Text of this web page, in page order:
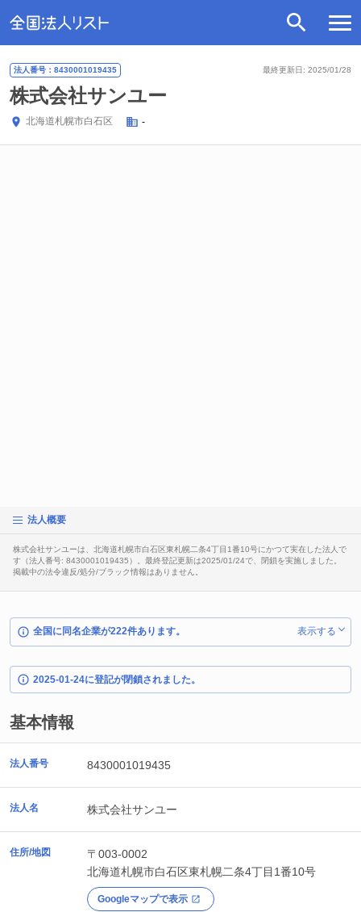
最終更新日: 2025/01/28
法人番号：8430001019435
株式会社サンユー
北海道札幌市白石区 -
法人概要
株式会社サンユーは、北海道札幌市白石区東札幌二条4丁目1番10号にかつて実在した法人で
す（法人番号: 8430001019435）。最終登記更新は2025/01/24で、閉鎖を実施しました。
掲載中の法令違反/処分/ブラック情報はありません。
全国に同名企業が222件あります。 表示する
2025-01-24に登記が閉鎖されました。
基本情報
法人番号 8430001019435
法人名 株式会社サンユー
住所/地図
〒003-0002
北海道札幌市白石区東札幌二条4丁目1番10号
Googleマップで表示